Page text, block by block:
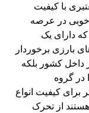
با کیفیت
خوبی در عرصه
دارای یک
بارزی برخوردار
داخل کشور بلکه
در گروه
برای کیفیت انواع
هستند از تحرک